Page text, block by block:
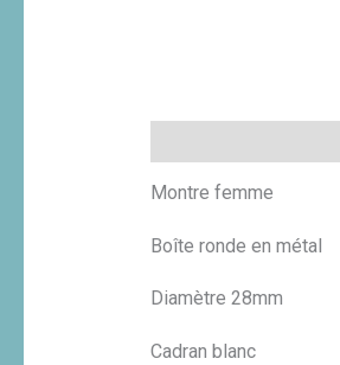
Montre femme
Boîte ronde en métal
Diamètre 28mm
Cadran blanc